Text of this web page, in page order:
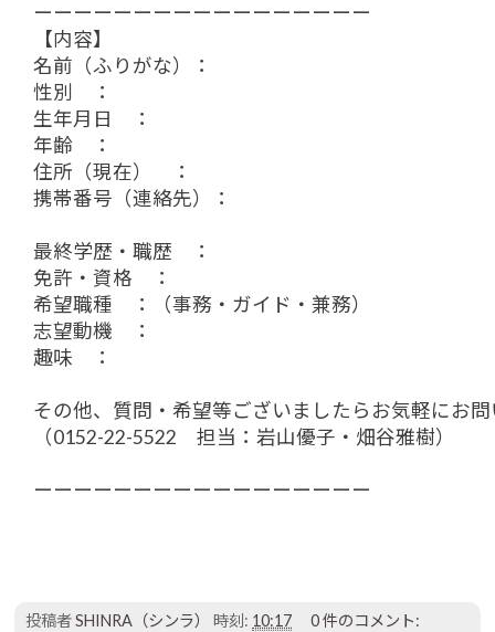
ーーーーーーーーーーーーーーーーー
【内容】
名前（ふりがな）：
性別 ：
生年月日 ：
年齢 ：
住所（現在） ：
携帯番号（連絡先）：
最終学歴・職歴 ：
免許・資格 ：
希望職種 ：（事務・ガイド・兼務）
志望動機 ：
趣味 ：
その他、質問・希望等ございましたらお気軽にお
（0152-22-5522 担当：岩山優子・畑谷雅樹）
ーーーーーーーーーーーーーーーーー
投稿者SHINRA（シンラ） 時刻: 10:17 0 件のコメント: